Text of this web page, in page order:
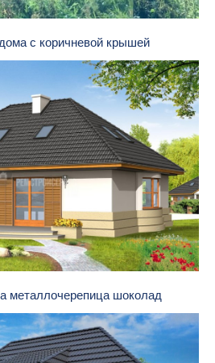
с коричневой крышей
металлочерепица шоколад